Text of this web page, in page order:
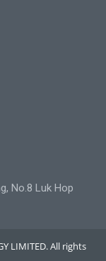
No.8 Luk Hop
LIMITED. All rights